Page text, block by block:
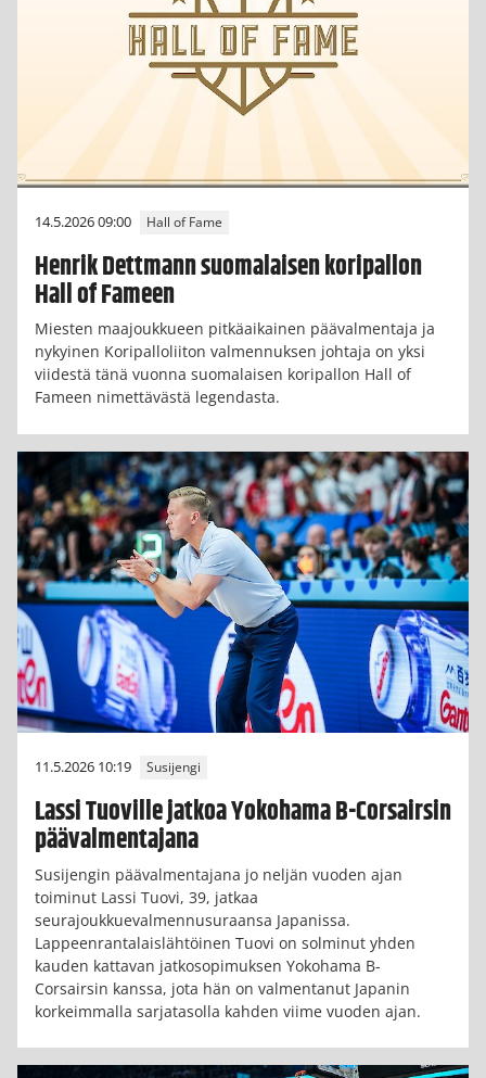
14.5.2026 09:00 Hall of Fame
Henrik Dettmann suomalaisen koripallon
Hall of Fameen
Miesten maajoukkueen pitkäaikainen päävalmentaja ja
nykyinen Koripalloliiton valmennuksen johtaja on yksi
viidestä tänä vuonna suomalaisen koripallon Hall of
Fameen nimettävästä legendasta.
11.5.2026 10:19 Susijengi
Lassi Tuoville jatkoa Yokohama B-Corsairsin
päävalmentajana
Susijengin päävalmentajana jo neljän vuoden ajan
toiminut Lassi Tuovi, 39, jatkaa
seurajoukkuevalmennusuraansa Japanissa.
Lappeenrantalaislähtöinen Tuovi on solminut yhden
kauden kattavan jatkosopimuksen Yokohama B-
Corsairsin kanssa, jota hän on valmentanut Japanin
korkeimmalla sarjatasolla kahden viime vuoden ajan.